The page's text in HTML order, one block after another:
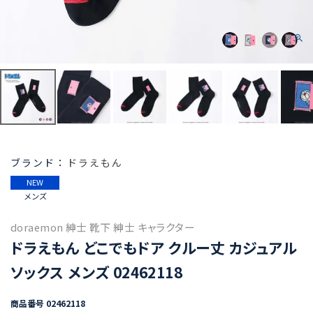
ドラえもん
NEW
メンズ
doraemon 紳士 靴下 紳士 キャラクター
ドラえもん どこでもドア クルー丈 カジュアル
ソックス メンズ 02462118
商品番号 02462118